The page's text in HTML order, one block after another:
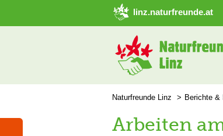
➜ Hauptregion der Seite anspringen
linz.naturfreunde.at
Naturfreunde Linz Berichte &
Arbeiten